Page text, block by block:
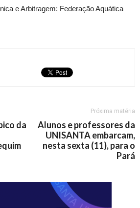
e Arbitragem: Federação Aquática
da
Próxima matéria
Alunos e professores da
UNISANTA embarcam,
nesta sexta (11), para o
Pará